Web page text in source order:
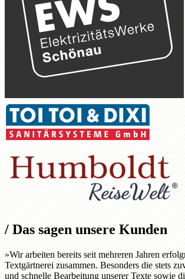
/Das sagen unsere Kunden
»Wir arbeiten bereits seit mehreren Jahren
Textgärtnerei zusammen. Besonders die stets
und schnelle Bearbeitung unserer Texte sowie